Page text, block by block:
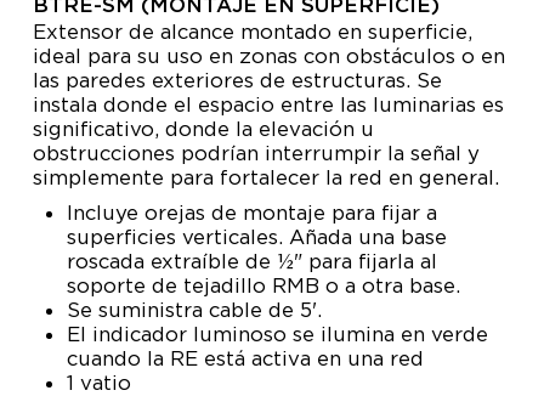
BTRE-SM (MONTAJE EN SUPERFICIE)
Extensor de alcance montado en superficie,
ideal para su uso en zonas con obstáculos o en
las paredes exteriores de estructuras. Se
instala donde el espacio entre las luminarias es
significativo, donde la elevación u
obstrucciones podrían interrumpir la señal y
simplemente para fortalecer la red en general.
Incluye orejas de montaje para fijar a
superficies verticales. Añada una base
roscada extraíble de ½" para fijarla al
soporte de tejadillo RMB o a otra base.
Se suministra cable de 5'.
El indicador luminoso se ilumina en verde
cuando la RE está activa en una red
1 vatio